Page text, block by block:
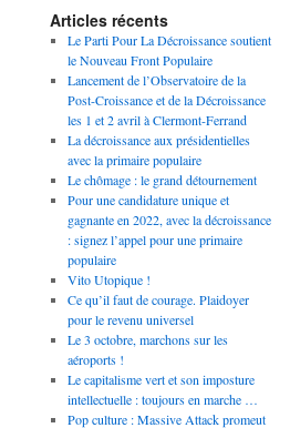
Articles récents
Le Parti Pour La Décroissance soutient
le Nouveau Front Populaire
Lancement de l’Observatoire de la
Post-Croissance et de la Décroissance
les 1 et 2 avril à Clermont-Ferrand
La décroissance aux présidentielles
avec la primaire populaire
Le chômage : le grand détournement
Pour une candidature unique et
gagnante en 2022, avec la décroissance
: signez l’appel pour une primaire
populaire
Vito Utopique !
Ce qu’il faut de courage. Plaidoyer
pour le revenu universel
Le 3 octobre, marchons sur les
aéroports !
Le capitalisme vert et son imposture
intellectuelle : toujours en marche …
Pop culture : Massive Attack promeut